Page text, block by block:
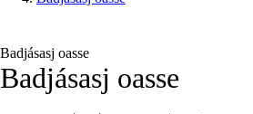
Badjásasj oasse
Badjásasj oasse